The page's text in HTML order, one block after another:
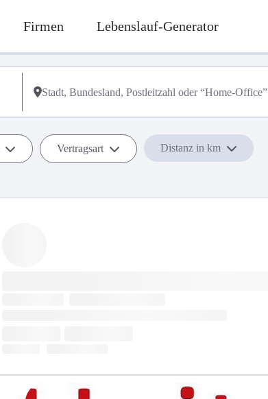
Firmen Lebenslauf-Generator
Vertragsart Distanz in km